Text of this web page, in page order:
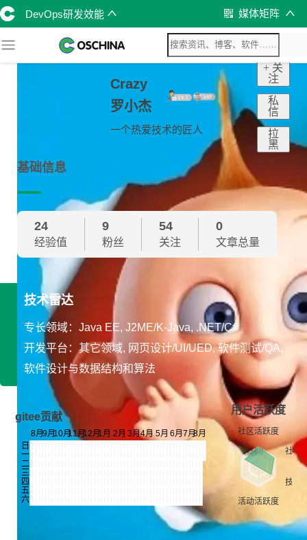
DevOps研发效能 媒体矩阵
Crazy
罗小杰
一个热爱技术的匠人
+ 关
注
私
信
拉
黑
基础信息
24
经验值
9
粉丝
54
关注
0
文章总量
技术雷达
专长领域：Java EE, J2ME/K-Java, .NET/C#
开发平台：其它领域, 网页设计/UI/UED, 软件测试/QA,
软件设计与数据结构和算法
gitee贡献
用户活跃度